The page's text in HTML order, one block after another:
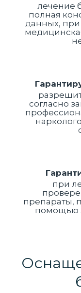
лечение
полная
данных, при
согласно
при
препараты,
помощью